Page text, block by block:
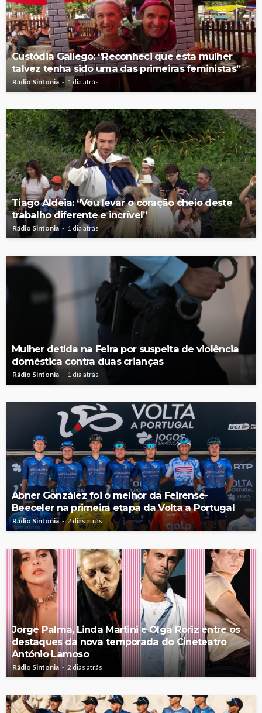
Custódia Gallego: “Reconheci que esta mulher
talvez tenha sido uma das primeiras feministas”
Rádio Sintonia 1 dia atrás
Tiago Aldeia: “Vou levar o coração cheio deste
trabalho diferente e incrível”
Rádio Sintonia 1 dia atrás
Mulher detida na Feira por suspeita de violência
doméstica contra duas crianças
Rádio Sintonia 1 dia atrás
Abner González foi o melhor da Feirense-
Beeceler na primeira etapa da Volta a Portugal
Rádio Sintonia 2 dias atrás
Jorge Palma, Linda Martini e Olga Roriz entre os
destaques da nova temporada do Cineteatro
António Lamoso
Rádio Sintonia 2 dias atrás